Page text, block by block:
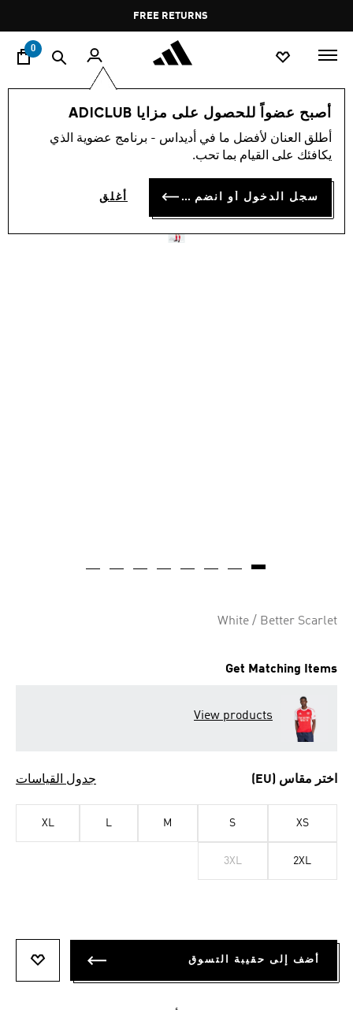
Pause
promotion
rotation
FREE RETURNS
0
أصبح عضواً للحصول على مزايا ADICLUB
أطلق العنان لأفضل ما في أديداس - برنامج عضوية الذي
يكافئك على القيام بما تحب.
سجل الدخول أو انضم الآن أغلق
الرجال ملابس
شورت ARSENAL 25/26
HOME
OMR 22.00
White / Better Scarlet
Get Matching Items
View products
اختر مقاس (EU) جدول القياسات
XS
S
M
L
XL
2XL
3XL
أضف إلى حقيبة التسوق